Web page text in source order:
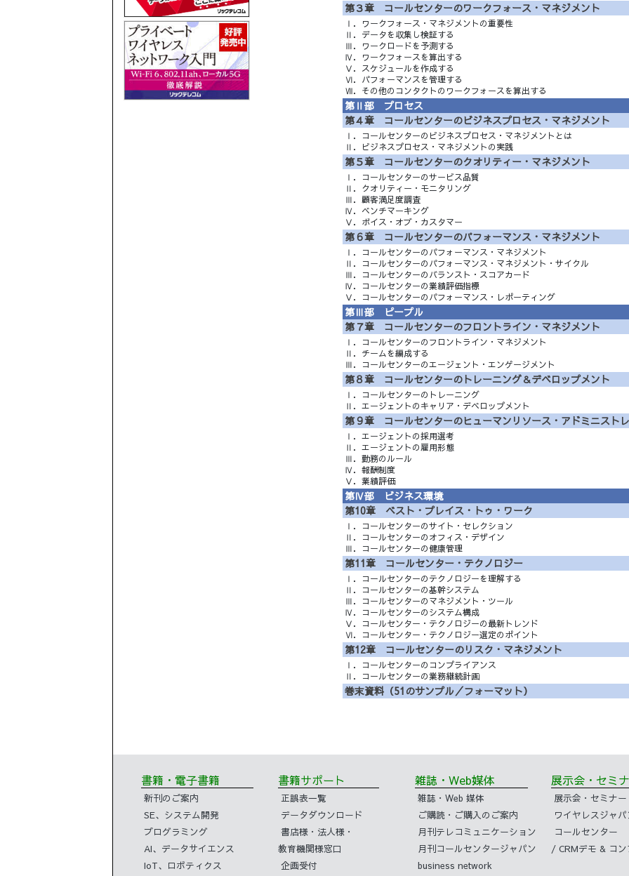
第３章 コールセンターのワークフォース・マネジメント
Ⅰ．ワークフォース・マネジメントの重要性
Ⅱ．データを収集し検証する
Ⅲ．ワークロードを予測する
Ⅳ．ワークフォースを算出する
Ⅴ．スケジュールを作成する
Ⅵ．パフォーマンスを管理する
Ⅶ．その他のコンタクトのワークフォースを算出する
第Ⅱ部 プロセス
第４章 コールセンターのビジネスプロセス・マネジメント
Ⅰ．コールセンターのビジネスプロセス・マネジメントとは
Ⅱ．ビジネスプロセス・マネジメントの実践
第５章 コールセンターのクオリティー・マネジメント
Ⅰ．コールセンターのサービス品質
Ⅱ．クオリティー・モニタリング
Ⅲ．顧客満足度調査
Ⅳ．ベンチマーキング
Ⅴ．ボイス・オブ・カスタマー
第６章 コールセンターのパフォーマンス・マネジメント
Ⅰ．コールセンターのパフォーマンス・マネジメント
Ⅱ．コールセンターのパフォーマンス・マネジメント・サイクル
Ⅲ．コールセンターのバランスト・スコアカード
Ⅳ．コールセンターの業績評価指標
Ⅴ．コールセンターのパフォーマンス・レポーティング
第Ⅲ部 ピープル
第７章 コールセンターのフロントライン・マネジメント
Ⅰ．コールセンターのフロントライン・マネジメント
Ⅱ．チームを編成する
Ⅲ．コールセンターのエージェント・エンゲージメント
第８章 コールセンターのトレーニング＆デベロップメント
Ⅰ．コールセンターのトレーニング
Ⅱ．エージェントのキャリア・デベロップメント
第９章 コールセンターのヒューマンリソース・アドミニスト
Ⅰ．エージェントの採用選考
Ⅱ．エージェントの雇用形態
Ⅲ．勤務のルール
Ⅳ．報酬制度
Ⅴ．業績評価
第Ⅳ部 ビジネス環境
第10章 ベスト・プレイス・トゥ・ワーク
Ⅰ．コールセンターのサイト・セレクション
Ⅱ．コールセンターのオフィス・デザイン
Ⅲ．コールセンターの健康管理
第11章 コールセンター・テクノロジー
Ⅰ．コールセンターのテクノロジーを理解する
Ⅱ．コールセンターの基幹システム
Ⅲ．コールセンターのマネジメント・ツール
Ⅳ．コールセンターのシステム構成
Ⅴ．コールセンター・テクノロジーの最新トレンド
Ⅵ．コールセンター・テクノロジー選定のポイント
第12章 コールセンターのリスク・マネジメント
Ⅰ．コールセンターのコンプライアンス
Ⅱ．コールセンターの業務継続計画
巻末資料（51のサンプル／フォーマット）
書籍・電子書籍
新刊のご案内
SE、システム開発
プログラミング
AI、データサイエンス
IoT、ロボティクス
書籍サポート
正誤表一覧
データダウンロード
書店様・法人様・
教育機関様窓口
企画受付
雑誌・Web媒体
雑誌・Web 媒体
ご購読・ご購入のご案内
月刊テレコミュニケーション
月刊コールセンタージャパン
business network
展示会・セ
展示会・セミナー
ワイヤレスジャパ
コールセンター
/ CRMデモ & コン